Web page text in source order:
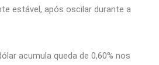
estável, após oscilar durante a
acumula queda de 0,60% nos